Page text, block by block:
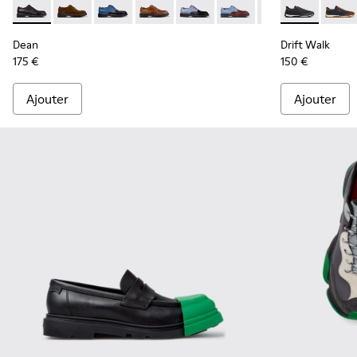
Dean - K100979-022 - Chaussures en cuir noir pour homme.
Dean - K100979-027
Dean - K100979-026 - Chaussures en cuir
Dean - K100979-025
Dean - K100979-016
Dean - K100979-015
Dean - K100979-
Dean -
Dean
175 €
Ajouter
Drift Walk -
Drift
Drift Walk
150 €
Ajouter